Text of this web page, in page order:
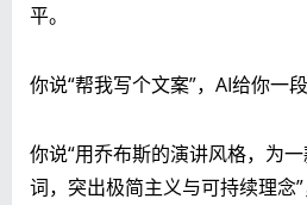
平。
你说“帮我写个文案”，AI给你一
你说“用乔布斯的演讲风格，为
词，突出极简主义与可持续理念